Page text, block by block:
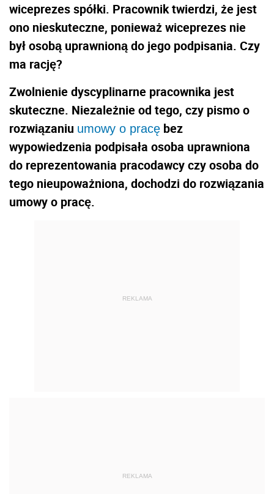
wiceprezes spółki. Pracownik twierdzi, że jest
ono nieskuteczne, ponieważ wiceprezes nie
był osobą uprawnioną do jego podpisania. Czy
ma rację?
Zwolnienie dyscyplinarne pracownika jest
skuteczne. Niezależnie od tego, czy pismo o
rozwiązaniu umowy o pracę bez
wypowiedzenia podpisała osoba uprawniona
do reprezentowania pracodawcy czy osoba do
tego nieupoważniona, dochodzi do rozwiązania
umowy o pracę.
REKLAMA
REKLAMA